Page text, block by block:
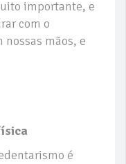
importante, e
com o
mãos, e
é